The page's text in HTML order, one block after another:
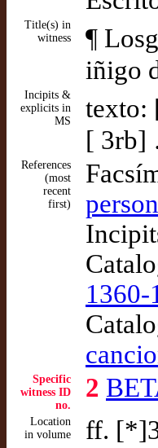
Title(s) in
witness
¶
iñigo
Incipits &
explicits in
MS
texto:
[ 3rb]
References
(most
recent
first)
1360-
Specific
witness ID
no.
2
Location
in volume
ff.